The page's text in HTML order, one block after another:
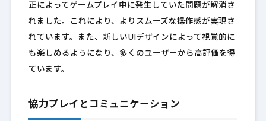
正によってゲームプレイ中に発生していた問題が解消さ
れました。これにより、よりスムーズな操作感が実現さ
れています。また、新しいUIデザインによって視覚的に
も楽しめるようになり、多くのユーザーから高評価を得
ています。
協力プレイとコミュニケーション